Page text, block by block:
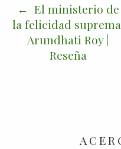
El ministerio de
la felicidad
Arundhati Roy |
Reseña